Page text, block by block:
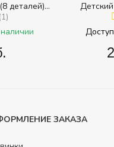
деталей)
размера)
(1)
ЗАКАЗА